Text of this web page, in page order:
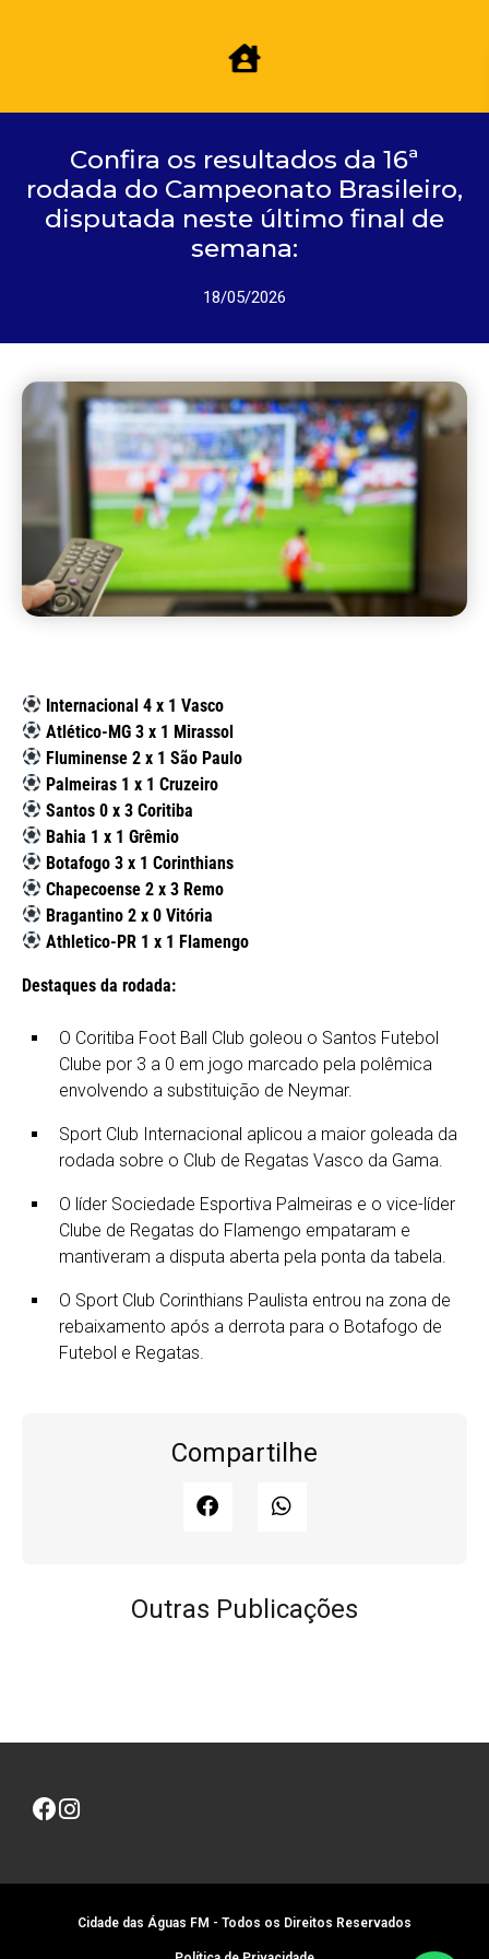
Confira os resultados da 16ª
rodada do Campeonato Brasileiro,
disputada neste último final de
semana:
18/05/2026
Internacional 4 x 1 Vasco
Atlético-MG 3 x 1 Mirassol
Fluminense 2 x 1 São Paulo
Palmeiras 1 x 1 Cruzeiro
Santos 0 x 3 Coritiba
Bahia 1 x 1 Grêmio
Botafogo 3 x 1 Corinthians
Chapecoense 2 x 3 Remo
Bragantino 2 x 0 Vitória
Athletico-PR 1 x 1 Flamengo
Destaques da rodada:
O Coritiba Foot Ball Club goleou o Santos Futebol
Clube por 3 a 0 em jogo marcado pela polêmica
envolvendo a substituição de Neymar.
Sport Club Internacional aplicou a maior goleada da
rodada sobre o Club de Regatas Vasco da Gama.
O líder Sociedade Esportiva Palmeiras e o vice-líder
Clube de Regatas do Flamengo empataram e
mantiveram a disputa aberta pela ponta da tabela.
O Sport Club Corinthians Paulista entrou na zona de
rebaixamento após a derrota para o Botafogo de
Futebol e Regatas.
Compartilhe
Outras Publicações
Cidade das Águas FM - Todos os Direitos Reservados